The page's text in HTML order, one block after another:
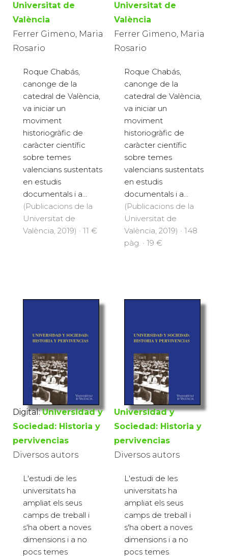
Universitat de
València
Ferrer Gimeno, Maria
Rosario
Roque Chabás,
canonge de la
catedral de València,
va iniciar un
moviment
historiogràfic de
caràcter científic
sobre temes
valencians sustentats
en estudis
documentals i a...
(Publicacions de la
Universitat de
València, 2019) · 11 €
Universitat de
València
Ferrer Gimeno, Maria
Rosario
Roque Chabás,
canonge de la
catedral de València,
va iniciar un
moviment
historiogràfic de
caràcter científic
sobre temes
valencians sustentats
en estudis
documentals i a...
(Publicacions de la
Universitat de
València, 2019) · 148
pàg. · 19 €
Digital: Universidad y
Sociedad: Historia y
pervivencias
Diversos autors
L'estudi de les
universitats ha
ampliat els seus
camps de treball i
s'ha obert a noves
dimensions i a no
pocs temes
Universidad y
Sociedad: Historia y
pervivencias
Diversos autors
L'estudi de les
universitats ha
ampliat els seus
camps de treball i
s'ha obert a noves
dimensions i a no
pocs temes